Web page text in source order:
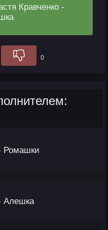
Кравченко -
0
Ромашки
Алешка